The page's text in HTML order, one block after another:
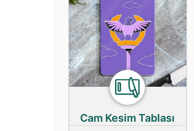
Cam Kesim Tablası